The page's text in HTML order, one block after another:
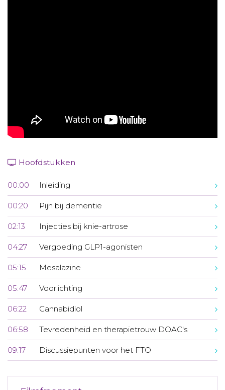
Hoofdstukken
00:00 Inleiding
00:20 Pijn bij dementie
02:13 Injecties bij knie-artrose
04:27 Vergoeding GLP1-agonisten
05:15 Mesalazine
05:47 Voorlichting
06:22 Cannabidiol
06:58 Tevredenheid en therapietrouw DOAC's
09:17 Discussiepunten voor het FTO